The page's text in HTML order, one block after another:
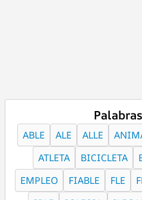
Palabras
ABLE ALE ALLE
ATLETA
BICICLETA
EMPLEO
FIABLE FLE